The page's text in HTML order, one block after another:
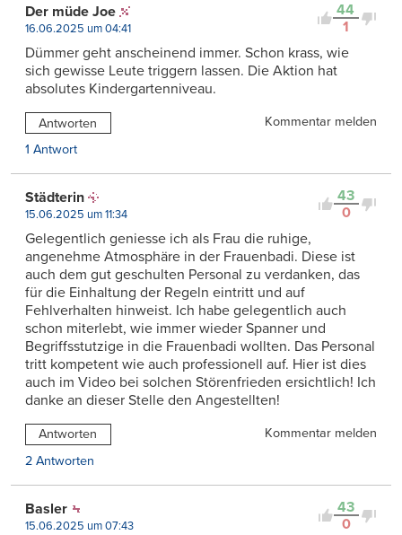
44
1
Der müde Joe
16.06.2025 um 04:41
Dümmer geht anscheinend immer. Schon krass, wie
sich gewisse Leute triggern lassen. Die Aktion hat
absolutes Kindergartenniveau.
Antworten
Kommentar melden
1 Antwort
43
0
Städterin
15.06.2025 um 11:34
Gelegentlich geniesse ich als Frau die ruhige,
angenehme Atmosphäre in der Frauenbadi. Diese ist
auch dem gut geschulten Personal zu verdanken, das
für die Einhaltung der Regeln eintritt und auf
Fehlverhalten hinweist. Ich habe gelegentlich auch
schon miterlebt, wie immer wieder Spanner und
Begriffsstutzige in die Frauenbadi wollten. Das Personal
tritt kompetent wie auch professionell auf. Hier ist dies
auch im Video bei solchen Störenfrieden ersichtlich! Ich
danke an dieser Stelle den Angestellten!
Antworten
Kommentar melden
2 Antworten
43
0
Basler
15.06.2025 um 07:43